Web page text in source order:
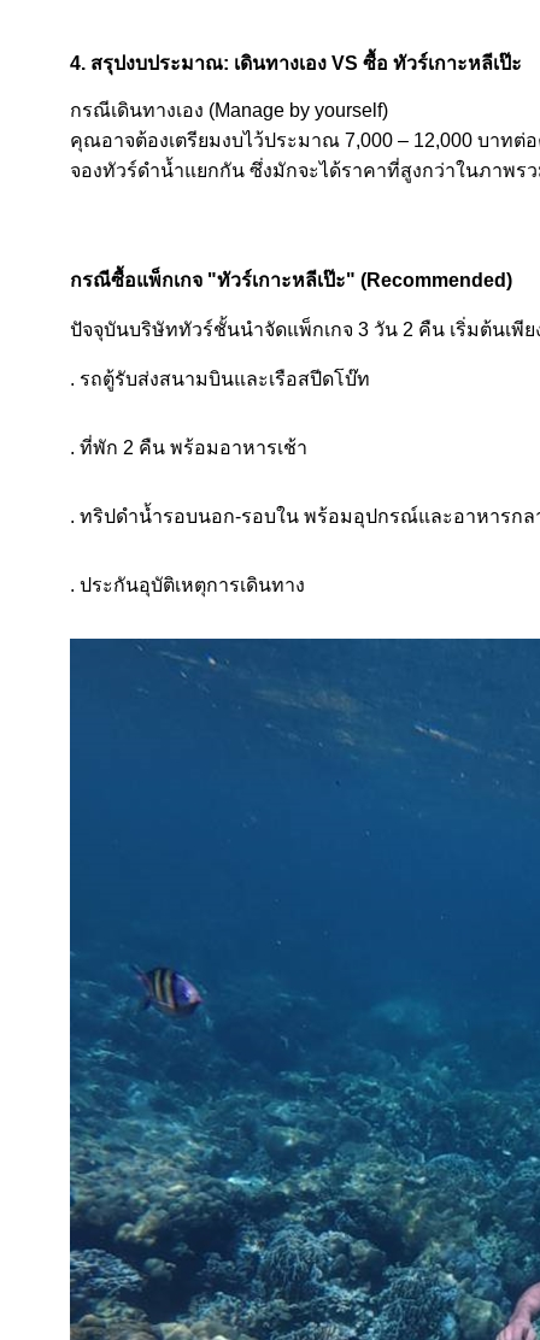
4. สรุปงบประมาณ: เดินทางเอง VS ซื้อ ทัวร์เกาะหลีเป๊ะ
กรณีเดินทางเอง (Manage by yourself)
คุณอาจต้องเตรียมงบไว้ประมาณ 7,000 – 12,000 บาท
จองทัวร์ดำน้ำแยกกัน ซึ่งมักจะได้ราคาที่สูงกว่าในภาพร
กรณีซื้อแพ็กเกจ "ทัวร์เกาะหลีเป๊ะ" (Recommended)
ปัจจุบันบริษัททัวร์ชั้นนำจัดแพ็กเกจ 3 วัน 2 คืน เริ่มต้นเพี
. รถตู้รับส่งสนามบินและเรือสปีดโบ๊ท
. ที่พัก 2 คืน พร้อมอาหารเช้า
. ทริปดำน้ำรอบนอก-รอบใน พร้อมอุปกรณ์และอาหารกล
. ประกันอุบัติเหตุการเดินทาง